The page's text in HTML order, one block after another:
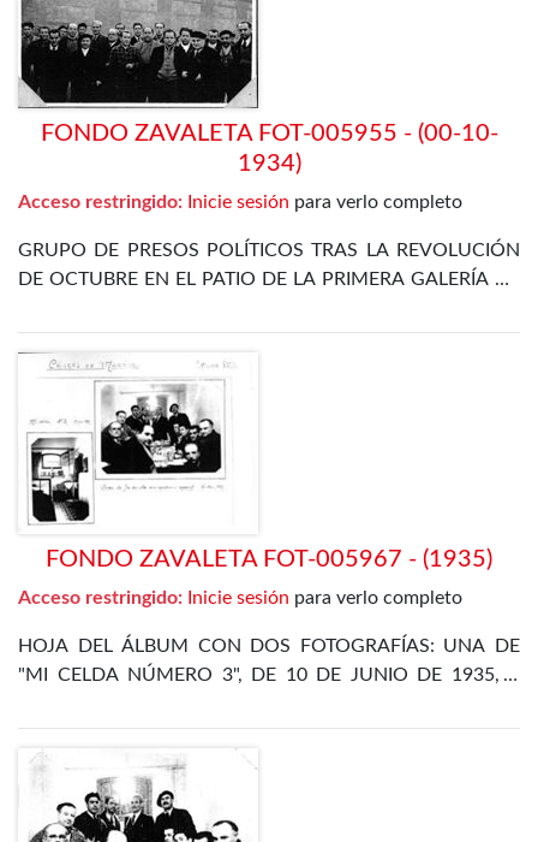
FONDO ZAVALETA FOT-005955 - (00-10-
1934)
Acceso restringido: Inicie sesión para verlo completo
GRUPO DE PRESOS POLÍTICOS TRAS LA REVOLUCIÓN
DE OCTUBRE EN EL PATIO DE LA PRIMERA GALERÍA DE
ENCUENTRA EL PROPIO ZAVALETA, ENRIQUE DE
FRANCISCO, JOSÉ GÓMEZ OSORIO, PETREL Y JOSÉ
DÍAZ ALOR
FONDO ZAVALETA FOT-005967 - (1935)
Acceso restringido: Inicie sesión para verlo completo
HOJA DEL ÁLBUM CON DOS FOTOGRAFÍAS: UNA DE
"MI CELDA NÚMERO 3", DE 10 DE JUNIO DE 1935, Y
DEPARTAMENTO ESPECIAL, DE 31 DE DICIEMBRE DE
1935